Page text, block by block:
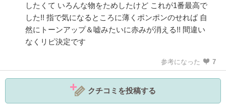
したくて いろんな物をためしたけど これが1番最高で
した!! 指で気になるところに薄くポンポンのせれば 自
然にトーンアップ＆嘘みたいに赤みが消える!! 間違い
なくリピ決定です
参考になった 7
クチコミを投稿する